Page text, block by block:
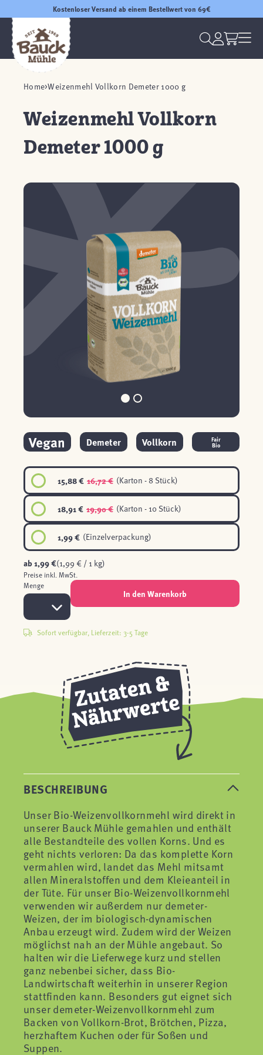
Kostenloser Versand ab einem Bestellwert von 69€
Home Weizenmehl Vollkorn Demeter 1000 g
Vegan Demeter Vollkorn Fair
Bio
Weizenmehl Vollkorn
Demeter 1000 g
15,88 € 16,72 € (Karton - 8 Stück)
18,91 € 19,90 € (Karton - 10 Stück)
1,99 € (Einzelverpackung)
ab1,99 €(1,99 € / 1 kg)
Preise inkl. MwSt.
Menge
In den Warenkorb
Sofort verfügbar, Lieferzeit: 3-5 Tage
BESCHREIBUNG
Unser Bio-Weizenvollkornmehl wird direkt in
unserer Bauck Mühle gemahlen und enthält
alle Bestandteile des vollen Korns. Und es
geht nichts verloren: Da das komplette Korn
vermahlen wird, landet das Mehl mitsamt
allen Mineralstoffen und dem Kleieanteil in
der Tüte. Für unser Bio-Weizenvollkornmehl
verwenden wir außerdem nur demeter-
Weizen, der im biologisch-dynamischen
Anbau erzeugt wird. Zudem wird der Weizen
möglichst nah an der Mühle angebaut. So
halten wir die Lieferwege kurz und stellen
ganz nebenbei sicher, dass Bio-
Landwirtschaft weiterhin in unserer Region
stattfinden kann. Besonders gut eignet sich
unser demeter-Weizenvollkornmehl zum
Backen von Vollkorn-Brot, Brötchen, Pizza,
herzhaftem Kuchen oder für Soßen und
Suppen.